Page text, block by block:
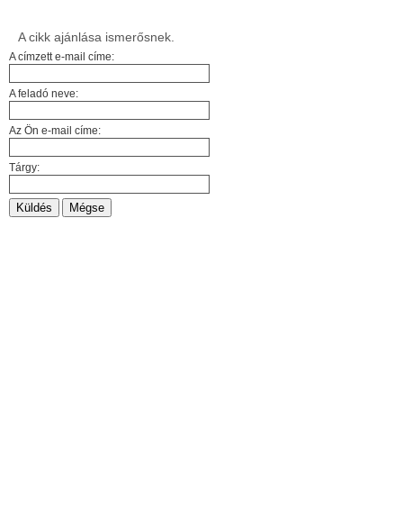
A cikk ajánlása ismerősnek.
A címzett e-mail címe:
A feladó neve:
Az Ön e-mail címe:
Tárgy:
Küldés Mégse